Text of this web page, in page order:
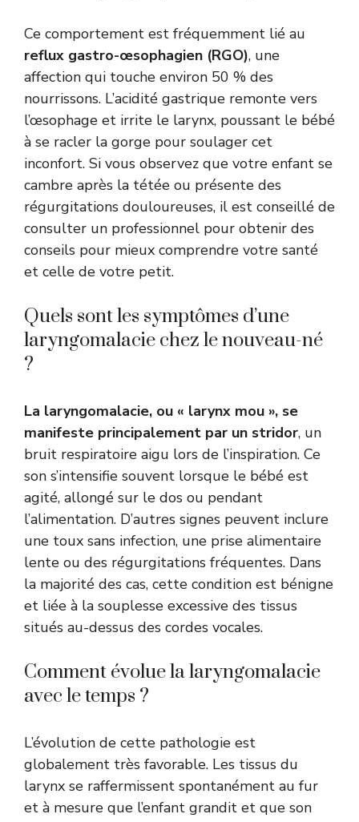
Ce comportement est fréquemment lié au
reflux gastro-œsophagien (RGO), une
affection qui touche environ 50 % des
nourrissons. L’acidité gastrique remonte vers
l’œsophage et irrite le larynx, poussant le bébé
à se racler la gorge pour soulager cet
inconfort. Si vous observez que votre enfant se
cambre après la tétée ou présente des
régurgitations douloureuses, il est conseillé de
consulter un professionnel pour obtenir des
conseils pour mieux comprendre votre santé
et celle de votre petit.
Quels sont les symptômes d’une
laryngomalacie chez le nouveau-né
?
La laryngomalacie, ou « larynx mou », se
manifeste principalement par un stridor, un
bruit respiratoire aigu lors de l’inspiration. Ce
son s’intensifie souvent lorsque le bébé est
agité, allongé sur le dos ou pendant
l’alimentation. D’autres signes peuvent inclure
une toux sans infection, une prise alimentaire
lente ou des régurgitations fréquentes. Dans
la majorité des cas, cette condition est bénigne
et liée à la souplesse excessive des tissus
situés au-dessus des cordes vocales.
Comment évolue la laryngomalacie
avec le temps ?
L’évolution de cette pathologie est
globalement très favorable. Les tissus du
larynx se raffermissent spontanément au fur
et à mesure que l’enfant grandit et que son